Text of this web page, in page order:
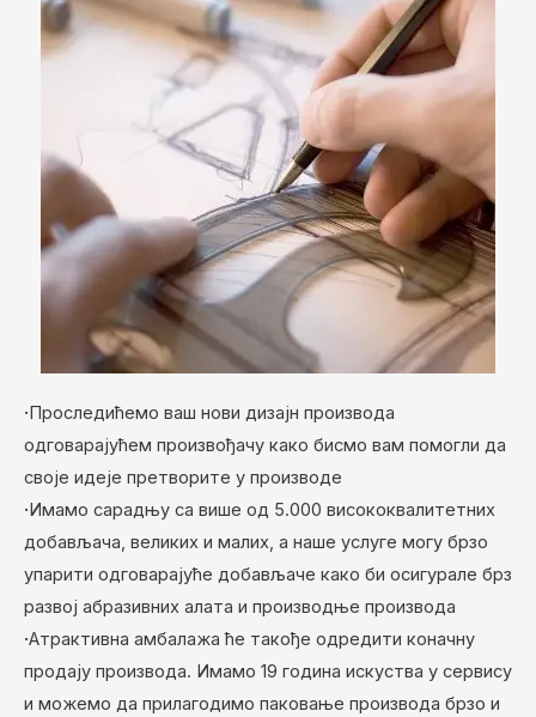
· Проследићемо ваш нови дизајн производа
одговарајућем произвођачу како бисмо вам помогли да
своје идеје претворите у производе
· Имамо сарадњу са више од 5.000 висококвалитетних
добављача, великих и малих, а наше услуге могу брзо
упарити одговарајуће добављаче како би осигурале брз
развој абразивних алата и производње производа
·Атрактивна амбалажа ће такође одредити коначну
продају производа. Имамо 19 година искуства у сервису
и можемо да прилагодимо паковање производа брзо и